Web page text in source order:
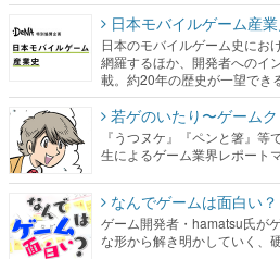
日本モバイルゲーム産業
日本のモバイルゲーム史にお
網羅するほか、開発者へのイ
載。約20年の歴史が一望でき
若ゲのいたり〜ゲーム
『うつヌケ』『ペンと箸』
生によるゲーム業界レポート
なんでゲームは面白い？
ゲーム開発者・hamatsu氏が
な形から解き明かしていく、